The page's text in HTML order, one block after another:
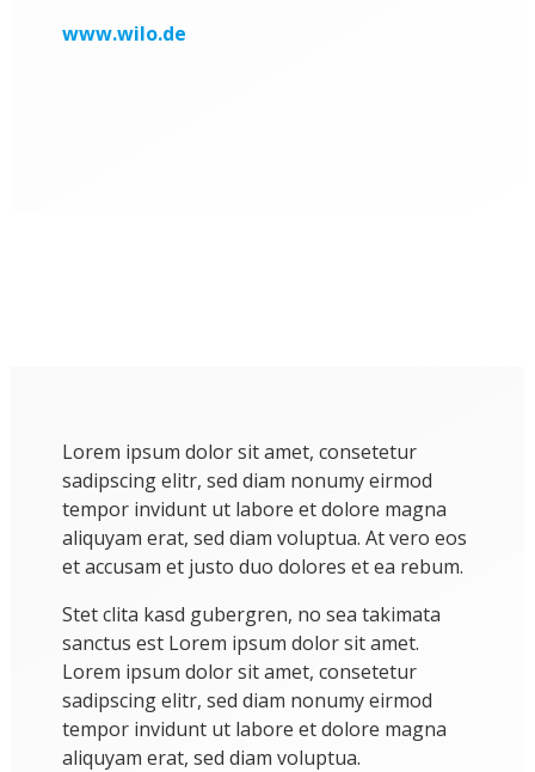
www.wilo.de
Lorem ipsum dolor sit amet, consetetur
sadipscing elitr, sed diam nonumy eirmod
tempor invidunt ut labore et dolore magna
aliquyam erat, sed diam voluptua. At vero eos
et accusam et justo duo dolores et ea rebum.
Stet clita kasd gubergren, no sea takimata
sanctus est Lorem ipsum dolor sit amet.
Lorem ipsum dolor sit amet, consetetur
sadipscing elitr, sed diam nonumy eirmod
tempor invidunt ut labore et dolore magna
aliquyam erat, sed diam voluptua.